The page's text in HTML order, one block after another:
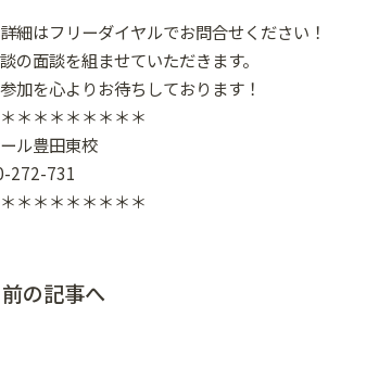
細はフリーダイヤルでお問合せください！
の面談を組ませていただきます。
加を心よりお待ちしております！
＊＊＊＊＊＊＊＊
ル豊田東校
272-731
＊＊＊＊＊＊＊＊
前の記事へ